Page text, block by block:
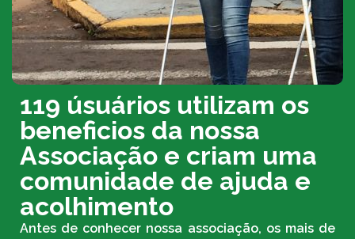
119 úsuários utilizam os
beneficios da nossa
Associação e criam uma
comunidade de ajuda e
acolhimento
Antes de conhecer nossa associação, os mais de